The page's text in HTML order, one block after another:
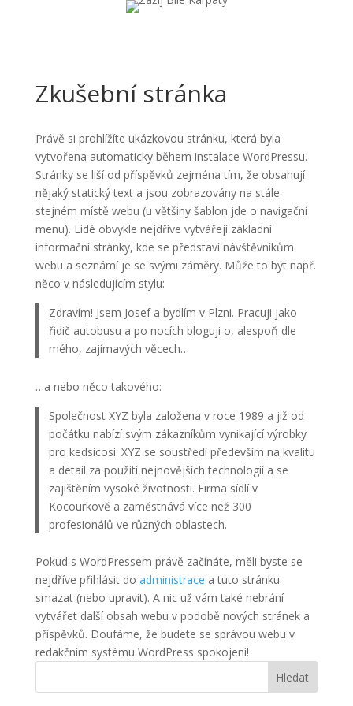
Zkušební stránka
Právě si prohlížíte ukázkovou stránku, která byla
vytvořena automaticky během instalace WordPressu.
Stránky se liší od příspěvků zejména tím, že obsahují
nějaký statický text a jsou zobrazovány na stále
stejném místě webu (u většiny šablon jde o navigační
menu). Lidé obvykle nejdříve vytvářejí základní
informační stránky, kde se představí návštěvníkům
webu a seznámí je se svými záměry. Může to být např.
něco v následujícím stylu:
Zdravím! Jsem Josef a bydlím v Plzni. Pracuji jako
řidič autobusu a po nocích bloguji o, alespoň dle
mého, zajímavých věcech…
…a nebo něco takového:
Společnost XYZ byla založena v roce 1989 a již od
počátku nabízí svým zákazníkům vynikající výrobky
pro kedsicosi. XYZ se soustředí především na kvalitu
a detail za použití nejnovějších technologií a se
zajištěním vysoké životnosti. Firma sídlí v
Kocourkově a zaměstnává více než 300
profesionálů ve různých oblastech.
Pokud s WordPressem právě začínáte, měli byste se
nejdříve přihlásit do administrace a tuto stránku
smazat (nebo upravit). A nic už vám také nebrání
vytvářet další obsah webu v podobě nových stránek a
příspěvků. Doufáme, že budete se správou webu v
redakčním systému WordPress spokojeni!
Hledat